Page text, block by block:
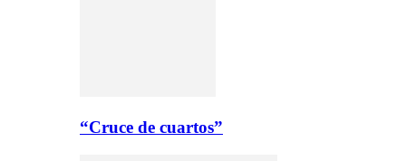
“Cruce de cuartos”